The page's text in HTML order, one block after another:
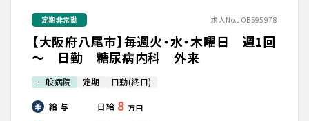
定期非常勤 求人No.JOB595978
【大阪府八尾市】毎週火・水・木曜日 週1回
～ 日勤 糖尿病内科 外来
一般病院 定期 日勤(終日)
給 与 日給 8 万円